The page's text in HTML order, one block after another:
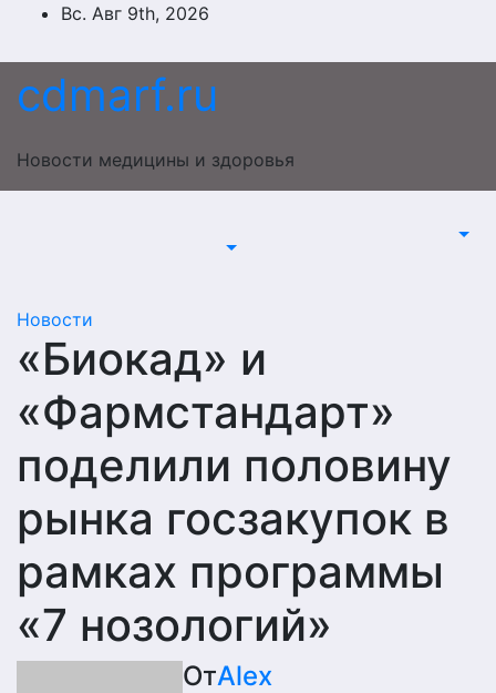
Перейти
содержимому
Вс. Авг 9th, 2026
cdmarf.ru
Новости медицины и здоровья
Новости
«Биокад» и
«Фармстандарт»
поделили половину
рынка госзакупок в
рамках программы
«7 нозологий»
ОтAlex